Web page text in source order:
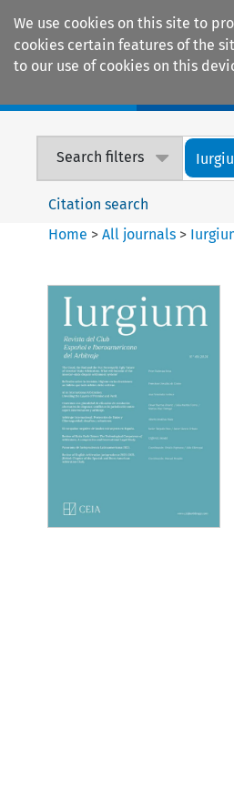
We use cookies on this site to
cookies certain features of the
to our use of cookies on this
Search filters
Citation search
Home >All journals >